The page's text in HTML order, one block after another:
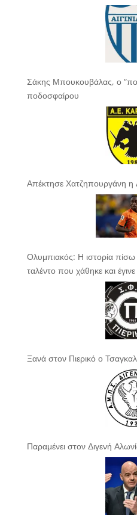
Σάκης Μπουκουβάλας, ο
ποδοσφαίρου
Απέκτησε Χατζηπουργάνη η
Ολυμπιακός: Η ιστορία
ταλέντο που χάθηκε και
Ξανά στον Πιερικό ο
Παραμένει στον Διγενή